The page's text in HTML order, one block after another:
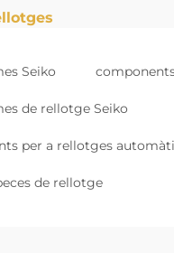
Seiko
de rellotge Seiko
per a rellotges
de rellotge